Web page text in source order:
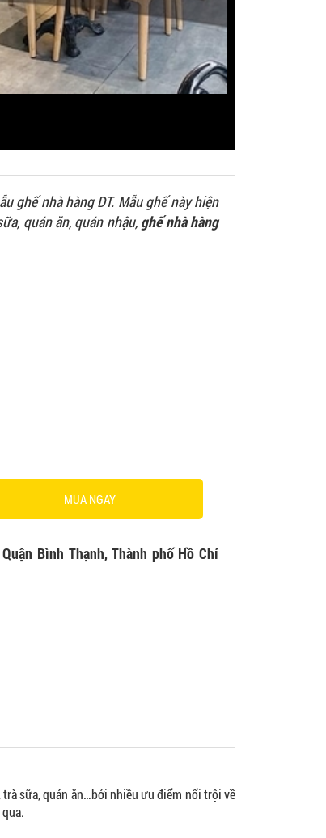
ghế nhà hàng DT. Mẫu ghế này hiện
quán ăn, quán nhậu, ghế nhà hàng
MUA NGAY
Bình Thạnh, Thành phố Hồ Chí
sữa, quán ăn…bởi nhiều ưu điểm nổi trội về